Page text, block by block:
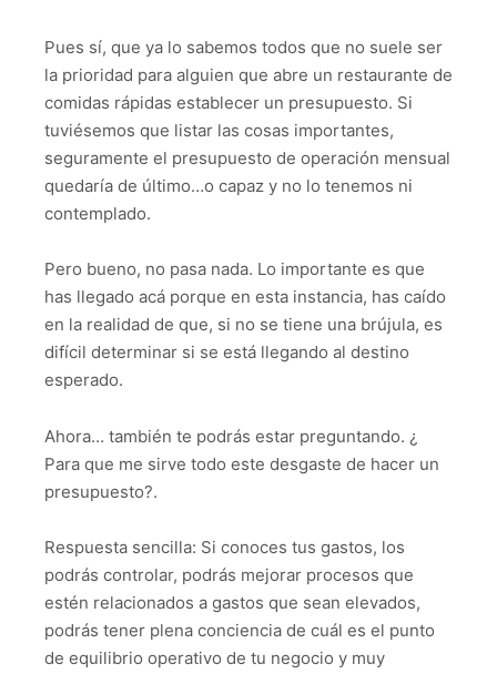
Pues sí, que ya lo sabemos todos que no suele ser
la prioridad para alguien que abre un restaurante de
comidas rápidas establecer un presupuesto. Si
tuviésemos que listar las cosas importantes,
seguramente el presupuesto de operación mensual
quedaría de último…o capaz y no lo tenemos ni
contemplado.
Pero bueno, no pasa nada. Lo importante es que
has llegado acá porque en esta instancia, has caído
en la realidad de que, si no se tiene una brújula, es
difícil determinar si se está llegando al destino
esperado.
Ahora… también te podrás estar preguntando. ¿
Para que me sirve todo este desgaste de hacer un
presupuesto?.
Respuesta sencilla: Si conoces tus gastos, los
podrás controlar, podrás mejorar procesos que
estén relacionados a gastos que sean elevados,
podrás tener plena conciencia de cuál es el punto
de equilibrio operativo de tu negocio y muy